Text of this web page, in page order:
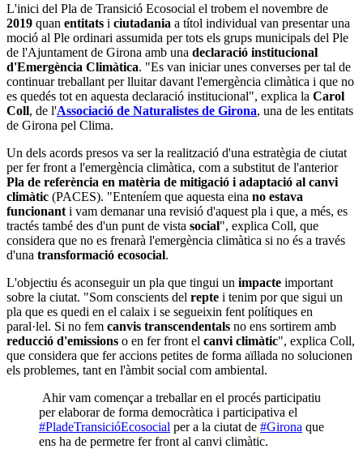
L'inici del Pla de Transició Ecosocial el trobem el novembre de
2019 quan entitats i ciutadania a títol individual van presentar una
moció al Ple ordinari assumida per tots els grups municipals del Ple
de l'Ajuntament de Girona amb una declaració institucional
d'Emergència Climàtica. "Es van iniciar unes converses per tal de
continuar treballant per lluitar davant l'emergència climàtica i que no
es quedés tot en aquesta declaració institucional", explica la Carol
Coll, de l'Associació de Naturalistes de Girona, una de les entitats
de Girona pel Clima.
Un dels acords presos va ser la realització d'una estratègia de ciutat
per fer front a l'emergència climàtica, com a substitut de l'anterior
Pla de referència en matèria de mitigació i adaptació al canvi
climàtic (PACES). "Enteníem que aquesta eina no estava
funcionant i vam demanar una revisió d'aquest pla i que, a més, es
tractés també des d'un punt de vista social", explica Coll, que
considera que no es frenarà l'emergència climàtica si no és a través
d'una transformació ecosocial.
L'objectiu és aconseguir un pla que tingui un impacte important
sobre la ciutat. "Som conscients del repte i tenim por que sigui un
pla que es quedi en el calaix i se segueixin fent polítiques en
paral·lel. Si no fem canvis transcendentals no ens sortirem amb
reducció d'emissions o en fer front el canvi climàtic", explica Coll,
que considera que fer accions petites de forma aïllada no solucionen
els problemes, tant en l'àmbit social com ambiental.
Ahir vam començar a treballar en el procés participatiu
per elaborar de forma democràtica i participativa el
#PladeTransicióEcosocial per a la ciutat de #Girona que
ens ha de permetre fer front al canvi climàtic.